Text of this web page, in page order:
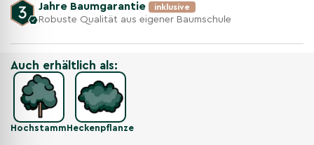
Jahre Baumgarantie inklusive
Robuste Qualität aus eigener Baumschule
Auch erhältlich als:
HochstammHeckenpflanze